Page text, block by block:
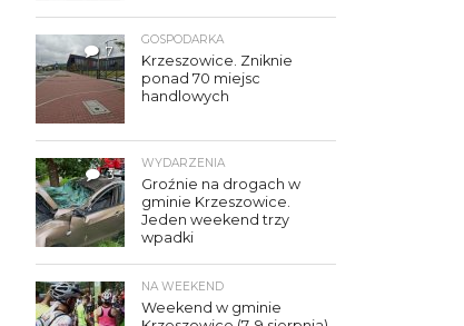
7
GOSPODARKA
Krzeszowice. Zniknie
ponad 70 miejsc
handlowych
3
WYDARZENIA
Groźnie na drogach w
gminie Krzeszowice.
Jeden weekend trzy
wpadki
NA WEEKEND
Weekend w gminie